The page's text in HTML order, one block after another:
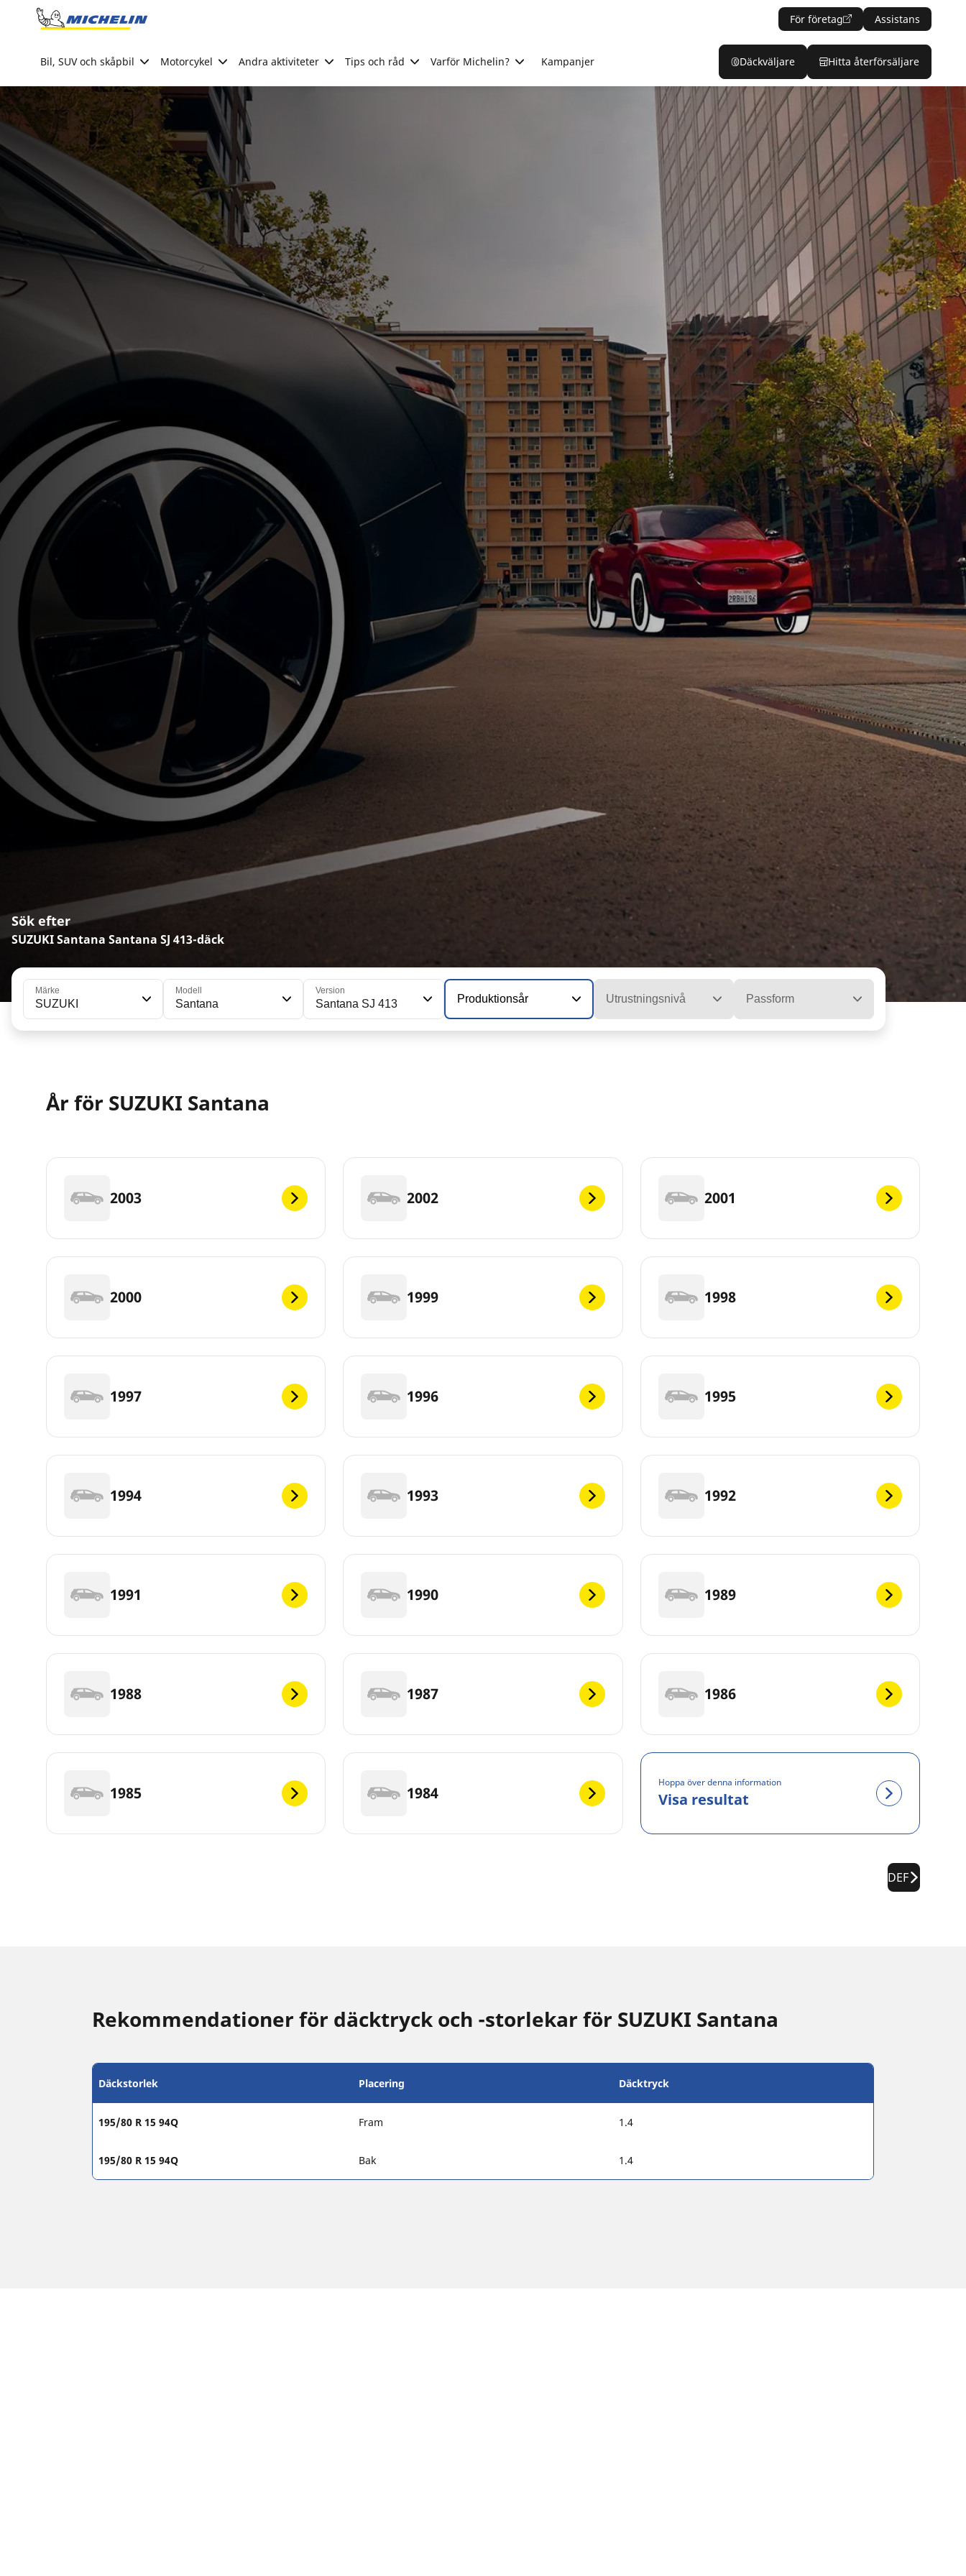
Go to page content
För företag Assistans
Bil, SUV och skåpbil Motorcykel Andra aktiviteter Tips och råd Varför Michelin? Kampanjer Däckväljare Hitta återförsäljare
Sök efter
SUZUKI Santana Santana SJ 413-däck
Märke
SUZUKI
Modell
Santana
Version
Santana SJ 413 Produktionsår Utrustningsnivå Passform
År för SUZUKI Santana
2003 2002 2001
2000 1999 1998
1997 1996 1995
1994 1993 1992
1991 1990 1989
1988 1987 1986
1985 1984
Hoppa över denna information
Visa resultat
DEF
Rekommendationer för däcktryck och -storlekar för SUZUKI Santana
Däckstorlek Placering Däcktryck
195/80 R 15 94Q Fram 1.4
195/80 R 15 94Q Bak 1.4